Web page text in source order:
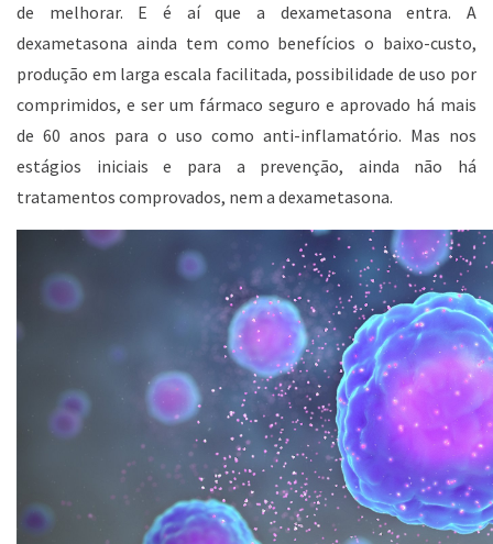
de melhorar. E é aí que a dexametasona entra. A
dexametasona ainda tem como benefícios o baixo-custo,
produção em larga escala facilitada, possibilidade de uso por
comprimidos, e ser um fármaco seguro e aprovado há mais
de 60 anos para o uso como anti-inflamatório. Mas nos
estágios iniciais e para a prevenção, ainda não há
tratamentos comprovados, nem a dexametasona.